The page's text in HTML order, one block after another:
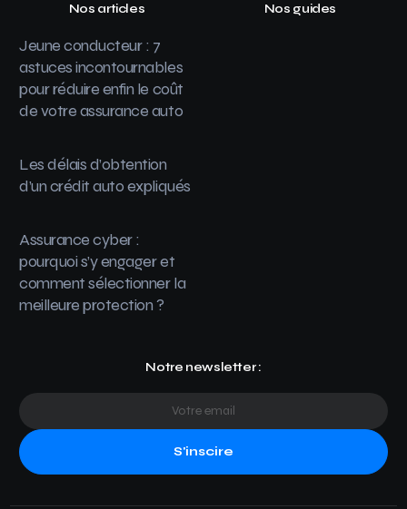
Nos articles
Jeune conducteur : 7
astuces incontournables
pour réduire enfin le coût
de votre assurance auto
Les délais d’obtention
d’un crédit auto expliqués
Assurance cyber :
pourquoi s’y engager et
comment sélectionner la
meilleure protection ?
Nos guides
Notre newsletter :
S'inscire